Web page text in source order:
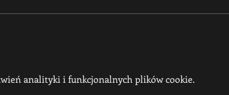
analityki i funkcjonalnych plików cookie.